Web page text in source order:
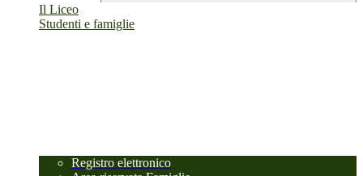
Il Liceo
Studenti e famiglie
Registro elettronico